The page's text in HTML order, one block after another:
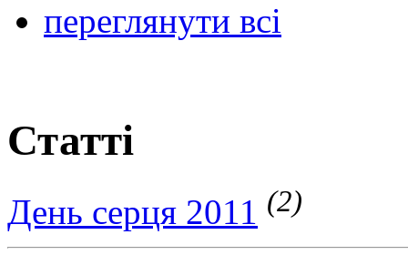
переглянути всі
Статті
День серця 2011 (2)